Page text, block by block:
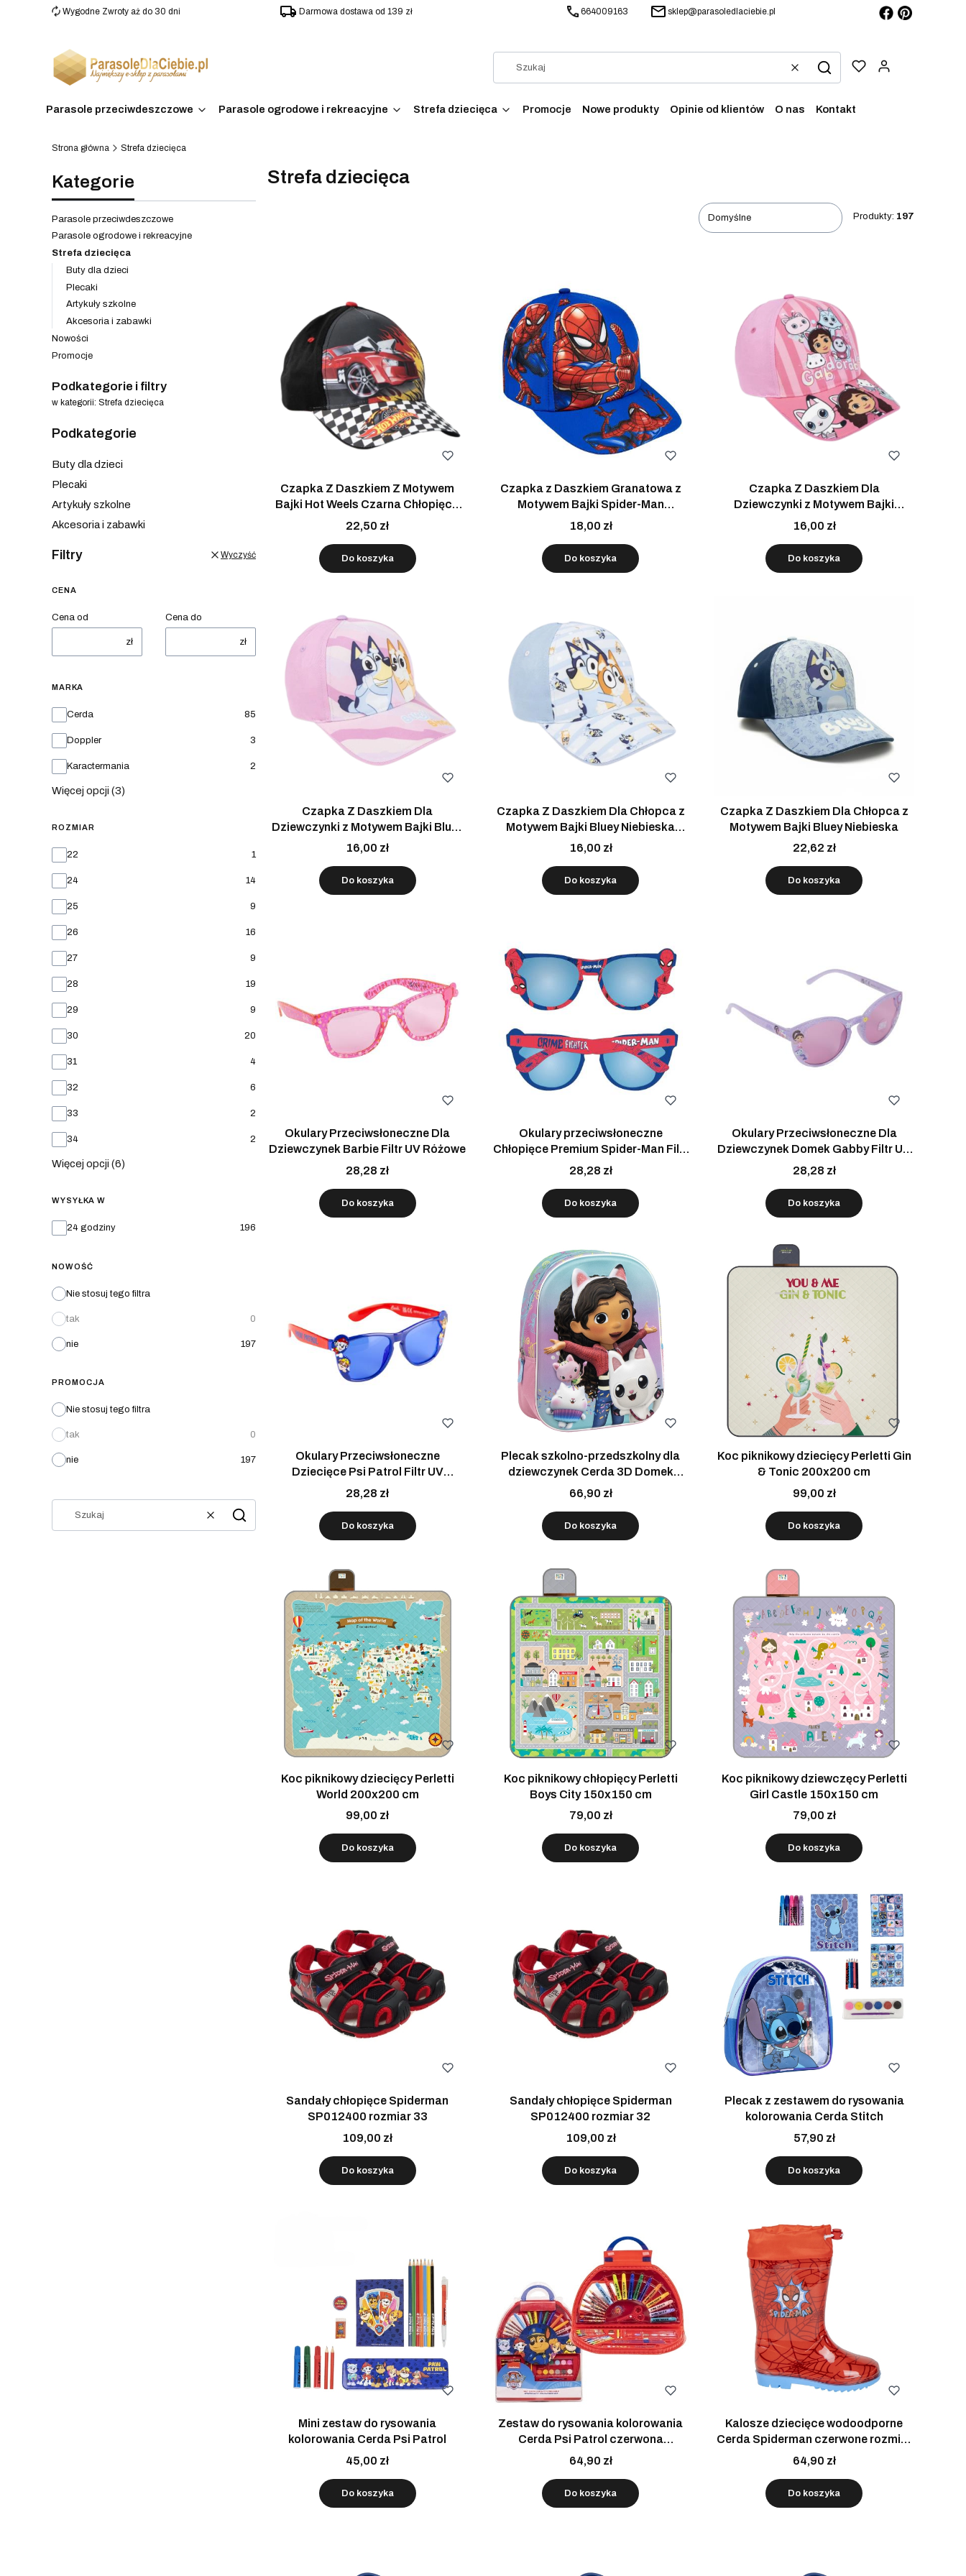
Wygodne Zwroty aż do 30 dni Darmowa dostawa od 139 zł 664009163 sklep@parasoledlaciebie.pl
WyczyśćSzukaj
Parasole przeciwdeszczowe Parasole ogrodowe i rekreacyjne Strefa dziecięca Promocje Nowe produkty Opinie od klientów O nas Kontakt
Strona główna Strefa dziecięca
Kategorie
Parasole przeciwdeszczowe
Parasole ogrodowe i rekreacyjne
Strefa dziecięca
Buty dla dzieci
Plecaki
Artykuły szkolne
Akcesoria i zabawki
Nowości
Promocje
Podkategorie i filtry
w kategorii: Strefa dziecięca
Podkategorie
Buty dla dzieci
Plecaki
Artykuły szkolne
Akcesoria i zabawki
Filtry Wyczyść
CENA
Cena od
zł
Cena do
zł
MARKA
MarkaCerda 85
Doppler 3
Karactermania 2
Więcej opcji (3)
ROZMIAR
Rozmiar
22 1
24 14
25 9
26 16
27 9
28 19
29 9
30 20
31 4
32 6
33 2
34 2
Więcej opcji (6)
WYSYŁKA W
Wysyłka w
24 godziny 196
NOWOŚĆ
Nie stosuj tego filtra
tak 0
nie 197
PROMOCJA
Nie stosuj tego filtra
tak 0
nie 197
WyczyśćSzukaj
Strefa dziecięca
Domyślne Produkty: 197
Czapka Z Daszkiem Z Motywem
Bajki Hot Weels Czarna Chłopięca
53 cm
22,50 zł
Do koszyka
Czapka z Daszkiem Granatowa z
Motywem Bajki Spider-Man
Chłopięca 53 cm
18,00 zł
Do koszyka
Czapka Z Daszkiem Dla
Dziewczynki z Motywem Bajki
Domek Gabby Różowa 53 cm
16,00 zł
Do koszyka
Czapka Z Daszkiem Dla
Dziewczynki z Motywem Bajki Bluey
Różowa 51cm
16,00 zł
Do koszyka
Czapka Z Daszkiem Dla Chłopca z
Motywem Bajki Bluey Niebieska
51cm
16,00 zł
Do koszyka
Czapka Z Daszkiem Dla Chłopca z
Motywem Bajki Bluey Niebieska
22,62 zł
Do koszyka
Okulary Przeciwsłoneczne Dla
Dziewczynek Barbie Filtr UV Różowe
28,28 zł
Do koszyka
Okulary przeciwsłoneczne
Chłopięce Premium Spider-Man Filtr
UV
28,28 zł
Do koszyka
Okulary Przeciwsłoneczne Dla
Dziewczynek Domek Gabby Filtr UV
Fioletowe
28,28 zł
Do koszyka
Okulary Przeciwsłoneczne
Dziecięce Psi Patrol Filtr UV
Niebiesko Czerwone
28,28 zł
Do koszyka
Plecak szkolno-przedszkolny dla
dziewczynek Cerda 3D Domek
Gabby różowo-niebieski
66,90 zł
Do koszyka
Koc piknikowy dziecięcy Perletti Gin
& Tonic 200x200 cm
99,00 zł
Do koszyka
Koc piknikowy dziecięcy Perletti
World 200x200 cm
99,00 zł
Do koszyka
Koc piknikowy chłopięcy Perletti
Boys City 150x150 cm
79,00 zł
Do koszyka
Koc piknikowy dziewczęcy Perletti
Girl Castle 150x150 cm
79,00 zł
Do koszyka
Sandały chłopięce Spiderman
SP012400 rozmiar 33
109,00 zł
Do koszyka
Sandały chłopięce Spiderman
SP012400 rozmiar 32
109,00 zł
Do koszyka
Plecak z zestawem do rysowania
kolorowania Cerda Stitch
57,90 zł
Do koszyka
Mini zestaw do rysowania
kolorowania Cerda Psi Patrol
45,00 zł
Do koszyka
Zestaw do rysowania kolorowania
Cerda Psi Patrol czerwona
walizeczka
64,90 zł
Do koszyka
Kalosze dziecięce wodoodporne
Cerda Spiderman czerwone rozmiar
24
64,90 zł
Do koszyka